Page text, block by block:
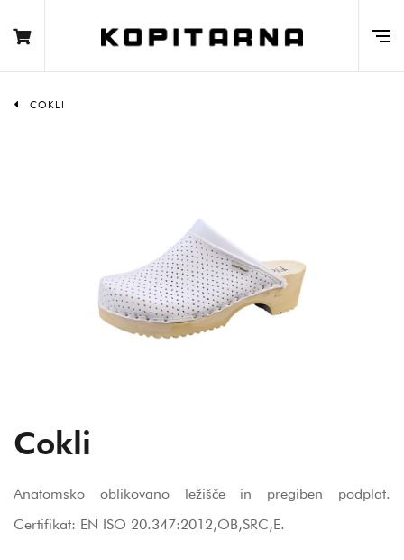
COKLI
Cokli
Anatomsko oblikovano ležišče in pregiben podplat.
Certifikat: EN ISO 20.347:2012,OB,SRC,E.